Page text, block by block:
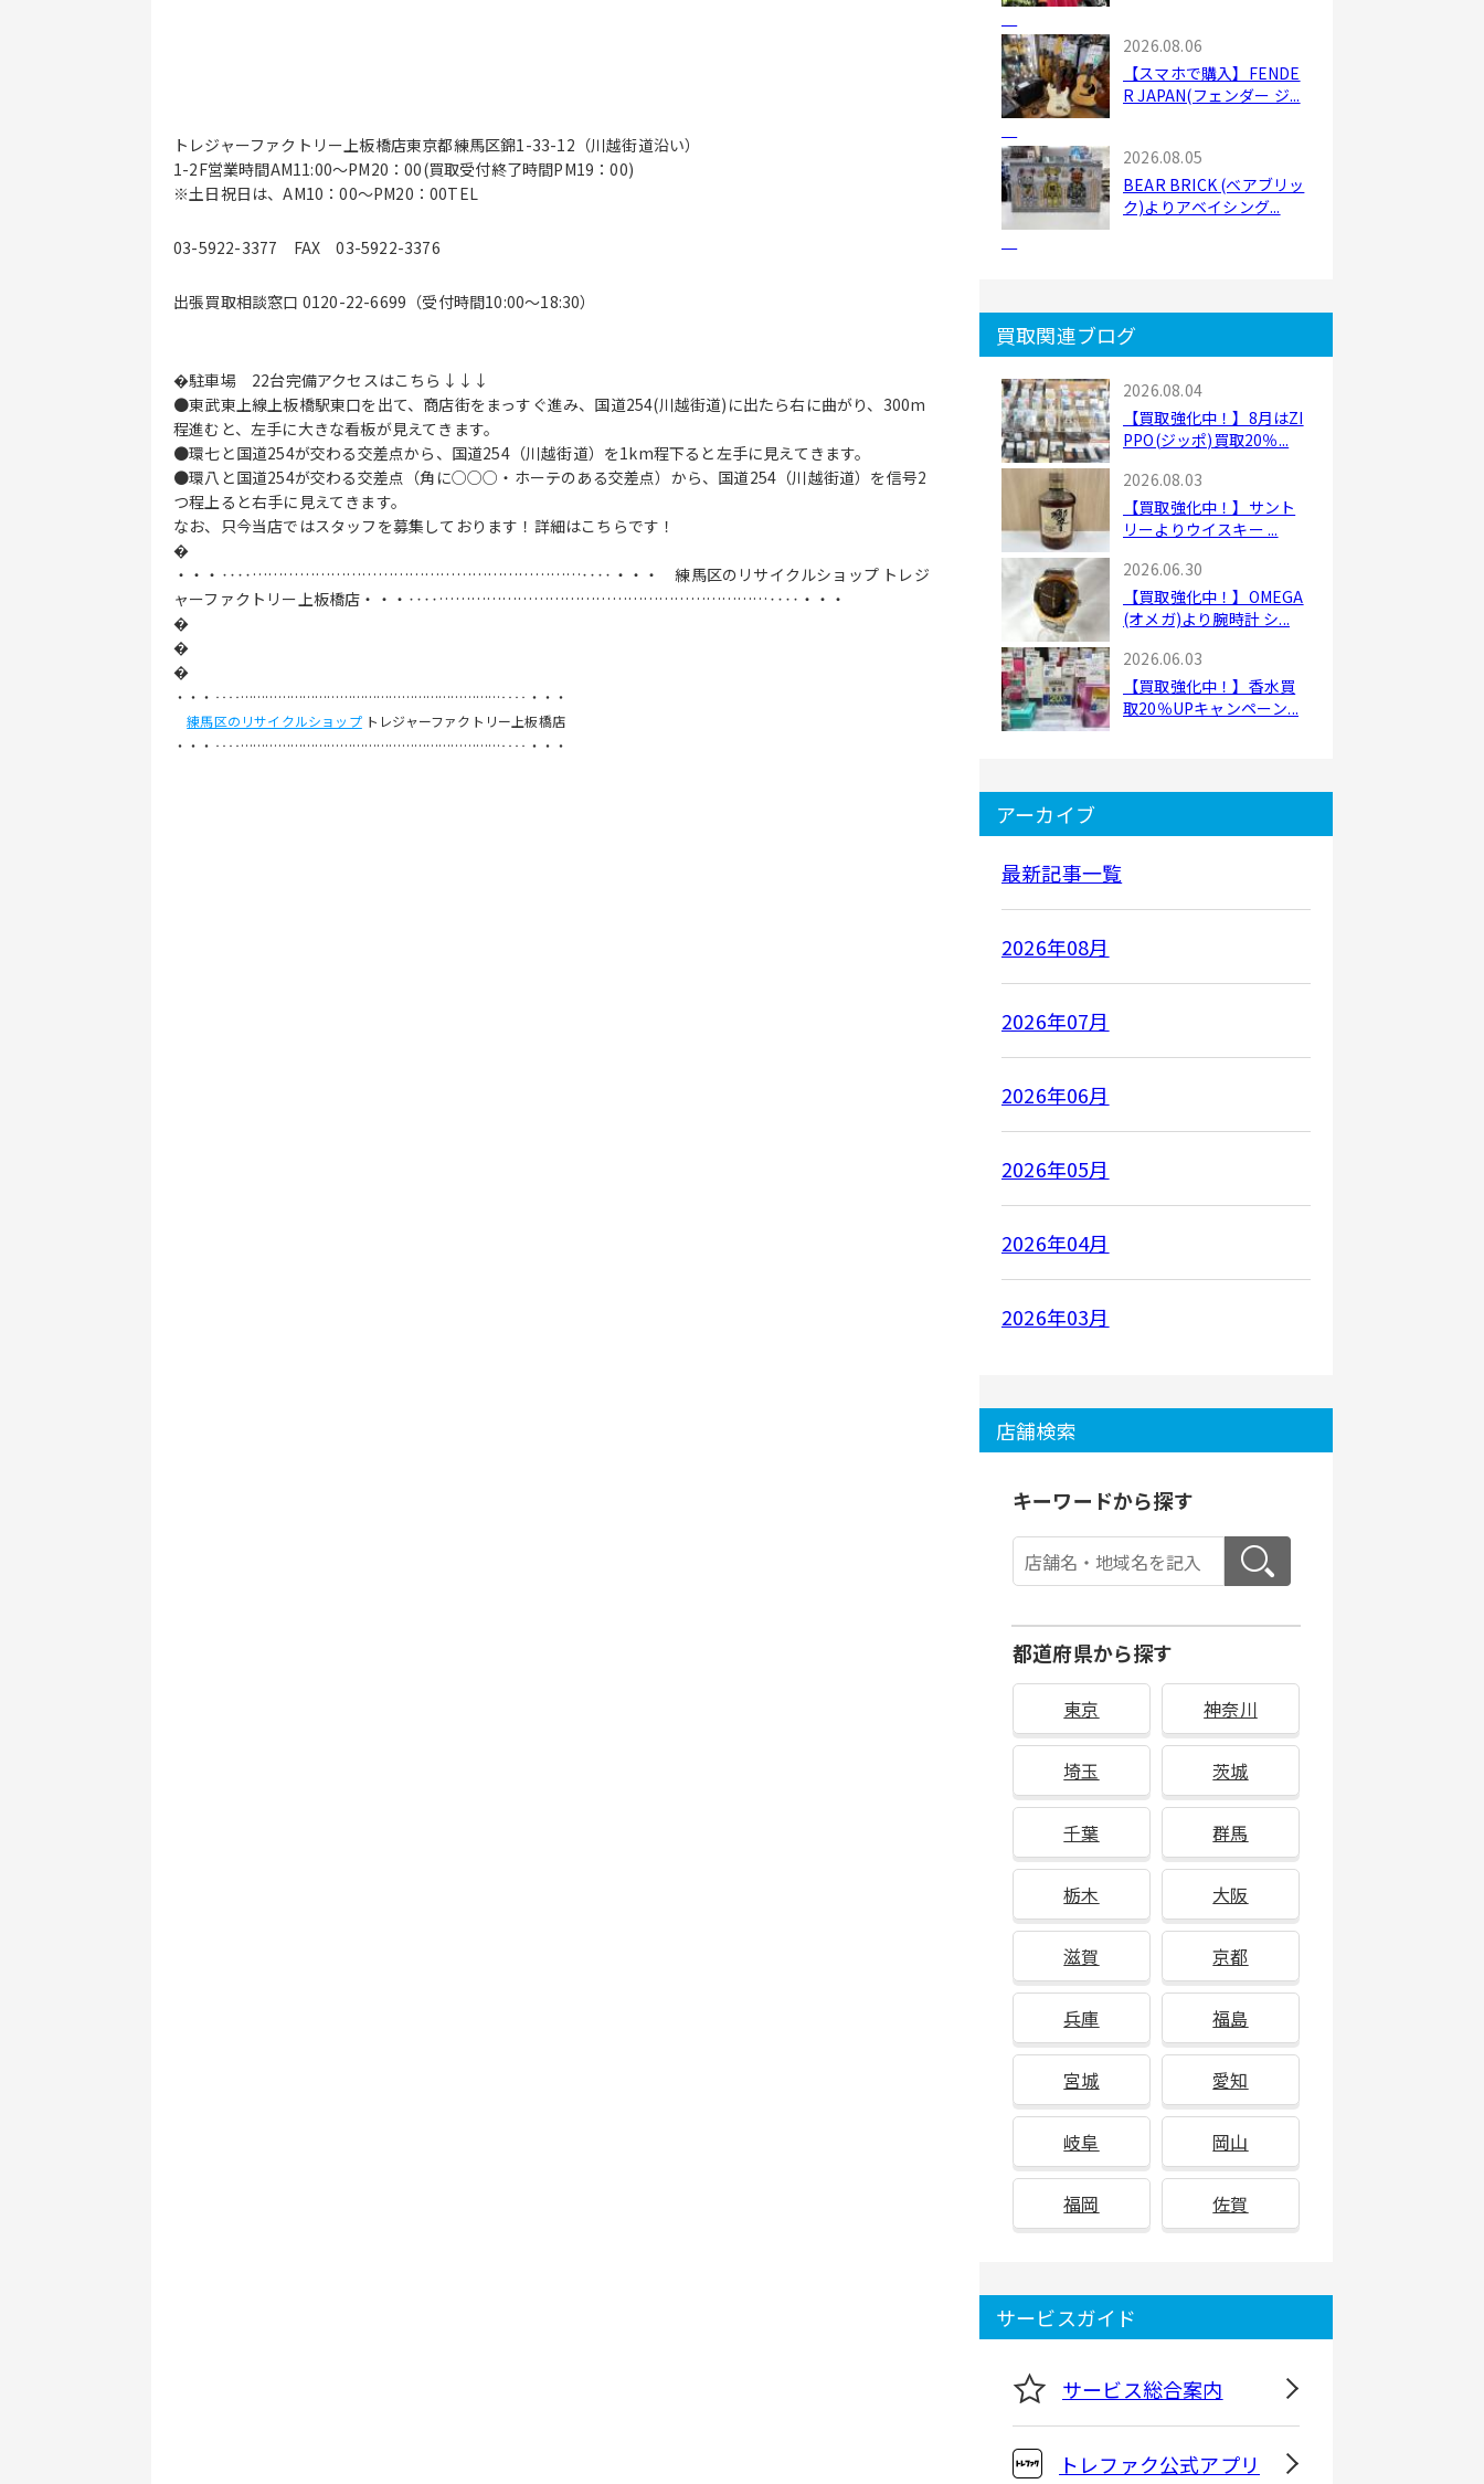
トレジャーファクトリー上板橋店東京都練馬区錦1-33-12（川越街道沿い）
1-2F営業時間AM11:00〜PM20：00(買取受付終了時間PM19：00)
※土日祝日は、AM10：00〜PM20：00TEL
03-5922-3377 FAX 03-5922-3376
出張買取相談窓口 0120-22-6699（受付時間10:00〜18:30）
�駐車場 22台完備アクセスはこちら↓↓↓
●東武東上線上板橋駅東口を出て、商店街をまっすぐ進み、国道254(川越街道)に出たら右に曲がり、300m
程進むと、左手に大きな看板が見えてきます。
●環七と国道254が交わる交差点から、国道254（川越街道）を1km程下ると左手に見えてきます。
●環八と国道254が交わる交差点（角に○○○・ホーテのある交差点）から、国道254（川越街道）を信号2
つ程上ると右手に見えてきます。
なお、只今当店ではスタッフを募集しております！詳細はこちらです！
�
・・・‥‥………………………………………………………‥‥・・・ 練馬区のリサイクルショップ トレジ
ャーファクトリー上板橋店・・・‥‥………………………………………………………‥‥・・・
�
�
�
・・・‥‥………………………………………………………‥‥・・・
練馬区のリサイクルショップトレジャーファクトリー上板橋店
・・・‥‥………………………………………………………‥‥・・・
2026.08.06
【スマホで購入】FENDE
R JAPAN(フェンダー ジ...
2026.08.05
BEAR BRICK (ベアブリッ
ク)よりアベイシング...
買取関連ブログ
2026.08.04
【買取強化中！】8月はZI
PPO(ジッポ)買取20％...
2026.08.03
【買取強化中！】サント
リーよりウイスキー ...
2026.06.30
【買取強化中！】OMEGA
(オメガ)より腕時計 シ...
2026.06.03
【買取強化中！】香水買
取20％UPキャンペーン...
アーカイブ
最新記事一覧
2026年08月
2026年07月
2026年06月
2026年05月
2026年04月
2026年03月
店舗検索
キーワードから探す
都道府県から探す
東京 神奈川
埼玉 茨城
千葉 群馬
栃木 大阪
滋賀 京都
兵庫 福島
宮城 愛知
岐阜 岡山
福岡 佐賀
サービスガイド
サービス総合案内
トレファク公式アプリ